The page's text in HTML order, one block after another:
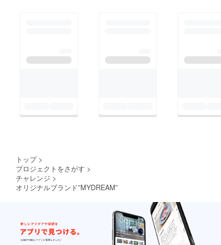
トップ >
プロジェクトをさがす >
チャレンジ >
オリジナルブランド”MYDREAM”